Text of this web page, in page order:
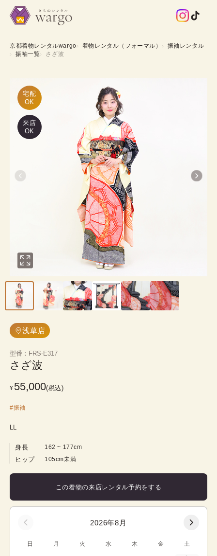
京都着物レンタルwargo 着物レンタル（フォーマル）
振袖レンタル
振袖一覧
さざ波
宅配
OK
来店
OK
浅草店
型番 ： FRS-E317
さざ波
¥ 55,000(税込)
#振袖
LL
身長 162 ~ 177cm
ヒップ 105cm未満
この着物の来店レンタル予約をする
2026年8月
日 月 火 水 木 金 土